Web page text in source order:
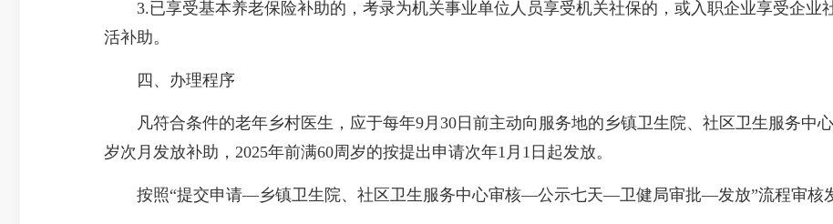
3.已享受基本养老保险补助的，考录为机关事业单位人员享受机关社保的，或入职企业享受企业
活补助。
四、办理程序
凡符合条件的老年乡村医生，应于每年9月30日前主动向服务地的乡镇卫生院、社区卫生服务中心
岁次月发放补助，2025年前满60周岁的按提出申请次年1月1日起发放。
按照“提交申请—乡镇卫生院、社区卫生服务中心审核—公示七天—卫健局审批—发放”流程审核发